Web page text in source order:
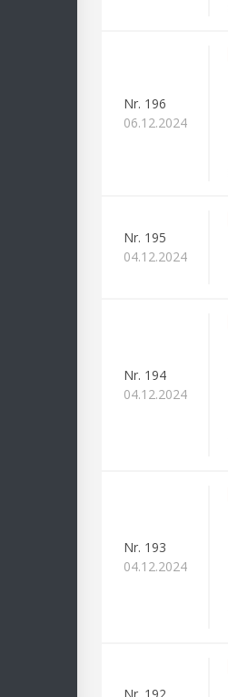
Nr. 196
06.12.2024
Nr. 195
04.12.2024
Nr. 194
04.12.2024
Nr. 193
04.12.2024
Nr. 192